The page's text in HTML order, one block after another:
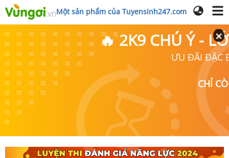
Một sản phẩm của Tuyensinh247.com
🔥 2K9 CHÚ Ý -
ƯU ĐÃI ĐẶC
CHỈ